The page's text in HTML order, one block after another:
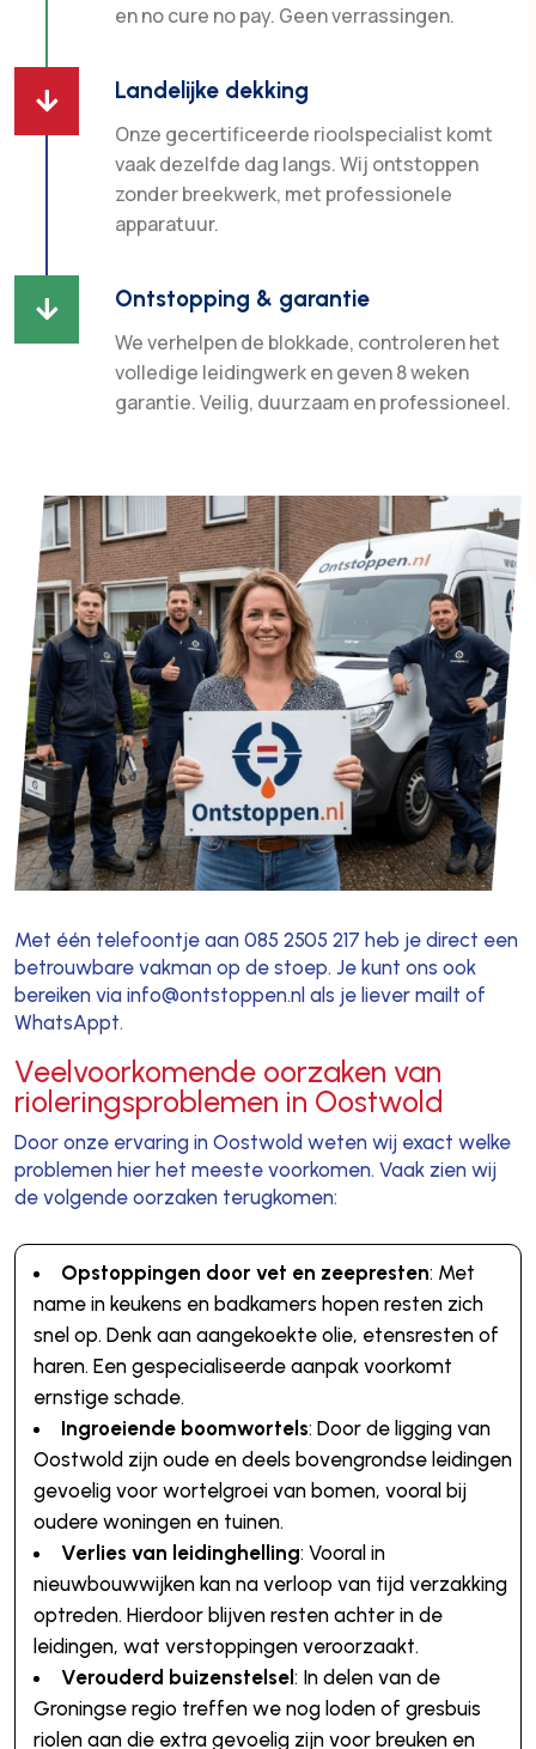
en no cure no pay. Geen verrassingen.
 Landelijke dekking
Onze gecertificeerde rioolspecialist komt
vaak dezelfde dag langs. Wij ontstoppen
zonder breekwerk, met professionele
apparatuur.
 Ontstopping & garantie
We verhelpen de blokkade, controleren het
volledige leidingwerk en geven 8 weken
garantie. Veilig, duurzaam en professioneel.
Met één telefoontje aan 085 2505 217 heb je direct een
betrouwbare vakman op de stoep. Je kunt ons ook
bereiken via info@ontstoppen.nl als je liever mailt of
WhatsAppt.
Veelvoorkomende oorzaken van
rioleringsproblemen in Oostwold
Door onze ervaring in Oostwold weten wij exact welke
problemen hier het meeste voorkomen. Vaak zien wij
de volgende oorzaken terugkomen:
Opstoppingen door vet en zeepresten: Met
name in keukens en badkamers hopen resten zich
snel op. Denk aan aangekoekte olie, etensresten of
haren. Een gespecialiseerde aanpak voorkomt
ernstige schade.
Ingroeiende boomwortels: Door de ligging van
Oostwold zijn oude en deels bovengrondse leidingen
gevoelig voor wortelgroei van bomen, vooral bij
oudere woningen en tuinen.
Verlies van leidinghelling: Vooral in
nieuwbouwwijken kan na verloop van tijd verzakking
optreden. Hierdoor blijven resten achter in de
leidingen, wat verstoppingen veroorzaakt.
Verouderd buizenstelsel : In delen van de
Groningse regio treffen we nog loden of gresbuis
riolen aan die extra gevoelig zijn voor breuken en